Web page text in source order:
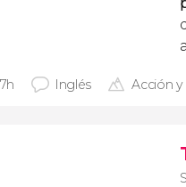
Inglés Acción y